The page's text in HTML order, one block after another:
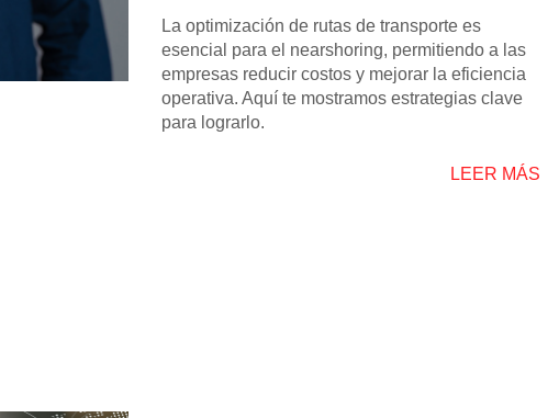
La optimización de rutas de transporte es
esencial para el nearshoring, permitiendo a las
empresas reducir costos y mejorar la eficiencia
operativa. Aquí te mostramos estrategias clave
para lograrlo.
LEER MÁS